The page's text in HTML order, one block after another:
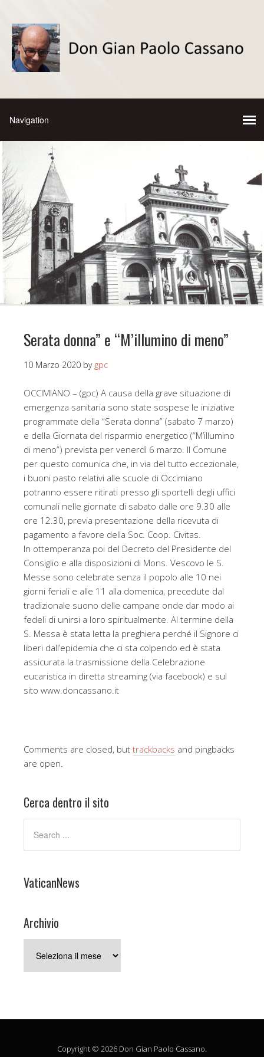
Serata donna” e “M’illumino di meno”
10 Marzo 2020 by gpc
OCCIMIANO – (gpc) A causa della grave situazione di
emergenza sanitaria sono state sospese le iniziative
programmate della “Serata donna” (sabato 7 marzo)
e della Giornata del risparmio energetico (“M’illumino
di meno”) prevista per venerdì 6 marzo. Il Comune
per questo comunica che, in via del tutto eccezionale,
i buoni pasto relativi alle scuole di Occimiano
potranno essere ritirati presso gli sportelli degli uffici
comunali nelle giornate di sabato dalle ore 9.30 alle
ore 12.30, previa presentazione della ricevuta di
pagamento a favore della Soc. Coop. Civitas.
In ottemperanza poi del Decreto del Presidente del
Consiglio e alla disposizioni di Mons. Vescovo le S.
Messe sono celebrate senza il popolo alle 10 nei
giorni feriali e alle 11 alla domenica, precedute dal
tradizionale suono delle campane onde dar modo ai
fedeli di unirsi a loro spiritualmente. Al termine della
S. Messa è stata letta la preghiera perché il Signore ci
liberi dall’epidemia che ci sta colpendo ed è stata
assicurata la trasmissione della Celebrazione
eucaristica in diretta streaming (via facebook) e sul
sito www.doncassano.it
Comments are closed, but trackbacks and pingbacks
are open.
Cerca dentro il sito
VaticanNews
Archivio
Copyright © 2026 Don Gian Paolo Cassano.